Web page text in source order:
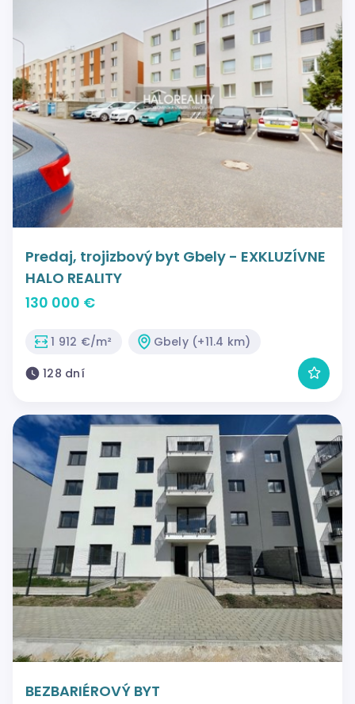
Predaj, trojizbový byt Gbely - EXKLUZÍVNE
HALO REALITY
130 000 €
1 912 €/m²
Gbely (+11.4 km)
128 dní
BEZBARIÉROVÝ BYT